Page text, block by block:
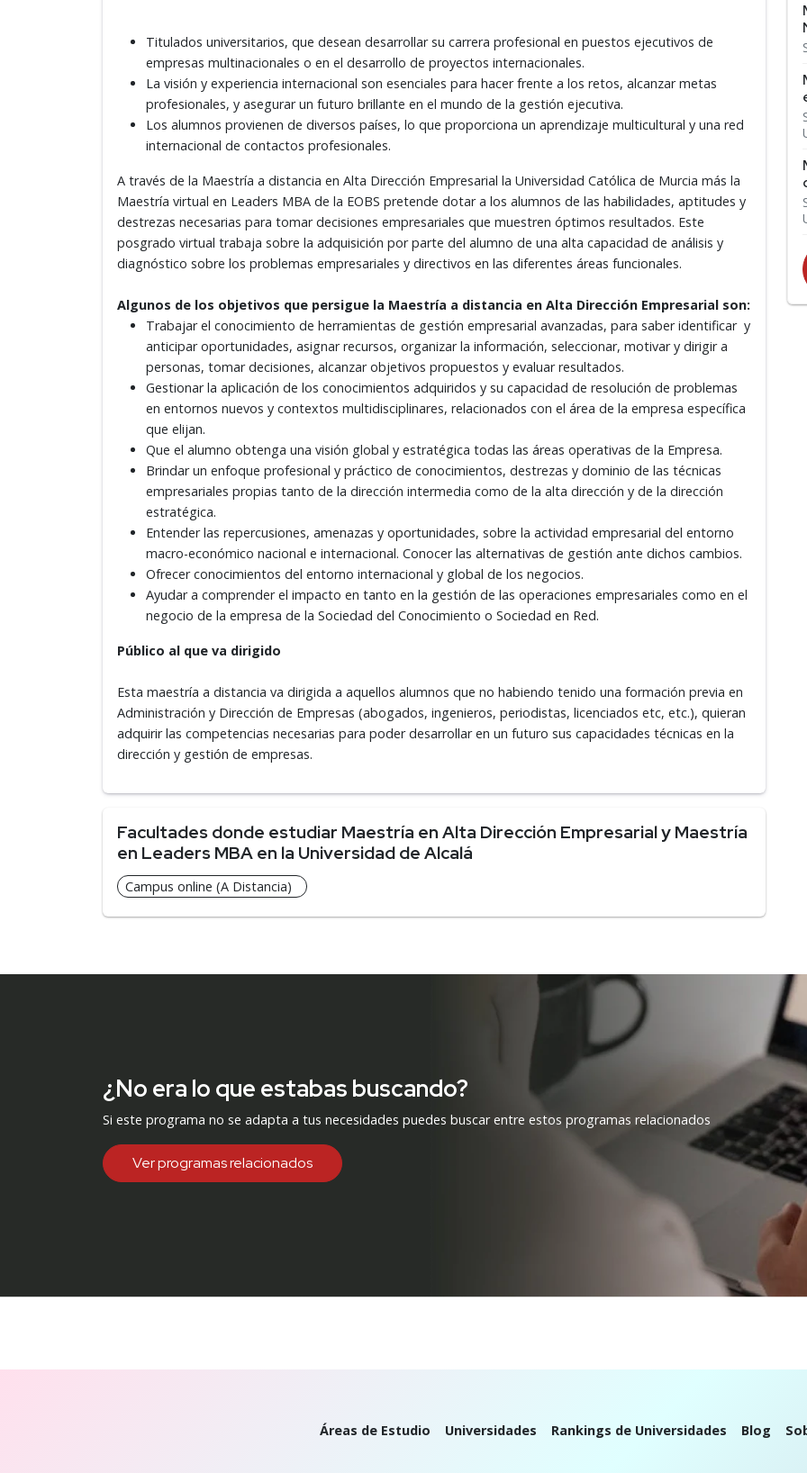
Titulados universitarios, que desean desarrollar su carrera profesional en puestos ejecutivos de
empresas multinacionales o en el desarrollo de proyectos internacionales.
La visión y experiencia internacional son esenciales para hacer frente a los retos, alcanzar metas
profesionales, y asegurar un futuro brillante en el mundo de la gestión ejecutiva.
Los alumnos provienen de diversos países, lo que proporciona un aprendizaje multicultural y una red
internacional de contactos profesionales.
A través de la Maestría a distancia en Alta Dirección Empresarial la Universidad Católica de Murcia más la
Maestría virtual en Leaders MBA de la EOBS pretende dotar a los alumnos de las habilidades, aptitudes y
destrezas necesarias para tomar decisiones empresariales que muestren óptimos resultados. Este
posgrado virtual trabaja sobre la adquisición por parte del alumno de una alta capacidad de análisis y
diagnóstico sobre los problemas empresariales y directivos en las diferentes áreas funcionales.
Algunos de los objetivos que persigue la Maestría a distancia en Alta Dirección Empresarial son:
Trabajar el conocimiento de herramientas de gestión empresarial avanzadas, para saber identificar y
anticipar oportunidades, asignar recursos, organizar la información, seleccionar, motivar y dirigir a
personas, tomar decisiones, alcanzar objetivos propuestos y evaluar resultados.
Gestionar la aplicación de los conocimientos adquiridos y su capacidad de resolución de problemas
en entornos nuevos y contextos multidisciplinares, relacionados con el área de la empresa específica
que elijan.
Que el alumno obtenga una visión global y estratégica todas las áreas operativas de la Empresa.
Brindar un enfoque profesional y práctico de conocimientos, destrezas y dominio de las técnicas
empresariales propias tanto de la dirección intermedia como de la alta dirección y de la dirección
estratégica.
Entender las repercusiones, amenazas y oportunidades, sobre la actividad empresarial del entorno
macro-económico nacional e internacional. Conocer las alternativas de gestión ante dichos cambios.
Ofrecer conocimientos del entorno internacional y global de los negocios.
Ayudar a comprender el impacto en tanto en la gestión de las operaciones empresariales como en el
negocio de la empresa de la Sociedad del Conocimiento o Sociedad en Red.
Público al que va dirigido
Esta maestría a distancia va dirigida a aquellos alumnos que no habiendo tenido una formación previa en
Administración y Dirección de Empresas (abogados, ingenieros, periodistas, licenciados etc, etc.), quieran
adquirir las competencias necesarias para poder desarrollar en un futuro sus capacidades técnicas en la
dirección y gestión de empresas.
Facultades donde estudiar Maestría en Alta Dirección Empresarial y Maestría
en Leaders MBA en la Universidad de Alcalá
Campus online (A Distancia)
¿No era lo que estabas buscando?
Si este programa no se adapta a tus necesidades puedes buscar entre estos programas relacionados
Ver programas relacionados
Áreas de Estudio Universidades Rankings de Universidades Blog